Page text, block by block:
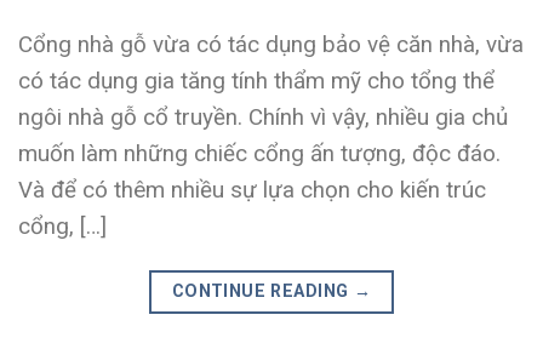
Cổng nhà gỗ vừa có tác dụng bảo vệ căn nhà, vừa
có tác dụng gia tăng tính thẩm mỹ cho tổng thể
ngôi nhà gỗ cổ truyền. Chính vì vậy, nhiều gia chủ
muốn làm những chiếc cổng ấn tượng, độc đáo.
Và để có thêm nhiều sự lựa chọn cho kiến trúc
cổng, […]
CONTINUE READING →